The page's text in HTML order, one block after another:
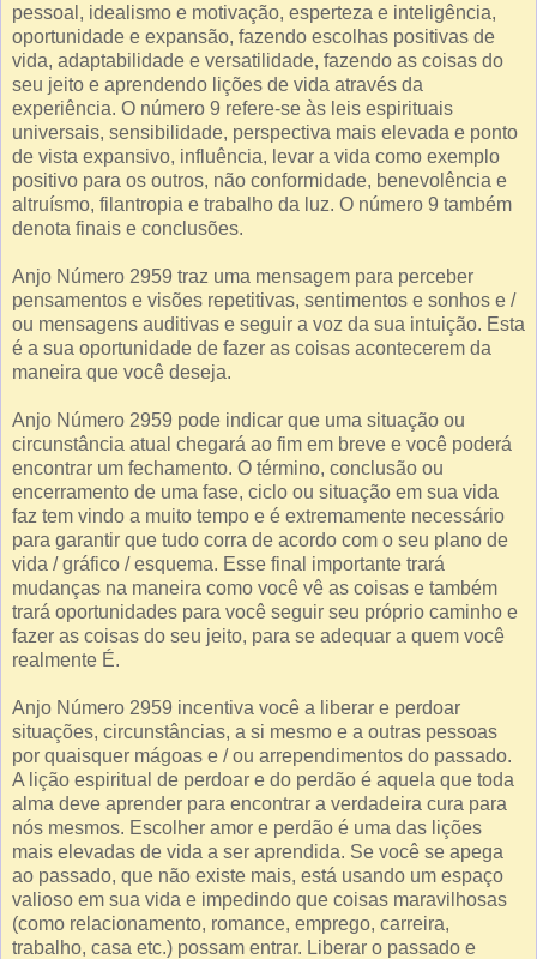
pessoal, idealismo e motivação, esperteza e inteligência,
oportunidade e expansão, fazendo escolhas positivas de
vida, adaptabilidade e versatilidade, fazendo as coisas do
seu jeito e aprendendo lições de vida através da
experiência. O número 9 refere-se às leis espirituais
universais, sensibilidade, perspectiva mais elevada e ponto
de vista expansivo, influência, levar a vida como exemplo
positivo para os outros, não conformidade, benevolência e
altruísmo, filantropia e trabalho da luz. O número 9 também
denota finais e conclusões.
Anjo Número 2959 traz uma mensagem para perceber
pensamentos e visões repetitivas, sentimentos e sonhos e /
ou mensagens auditivas e seguir a voz da sua intuição. Esta
é a sua oportunidade de fazer as coisas acontecerem da
maneira que você deseja.
Anjo Número 2959 pode indicar que uma situação ou
circunstância atual chegará ao fim em breve e você poderá
encontrar um fechamento. O término, conclusão ou
encerramento de uma fase, ciclo ou situação em sua vida
faz tem vindo a muito tempo e é extremamente necessário
para garantir que tudo corra de acordo com o seu plano de
vida / gráfico / esquema. Esse final importante trará
mudanças na maneira como você vê as coisas e também
trará oportunidades para você seguir seu próprio caminho e
fazer as coisas do seu jeito, para se adequar a quem você
realmente É.
Anjo Número 2959 incentiva você a liberar e perdoar
situações, circunstâncias, a si mesmo e a outras pessoas
por quaisquer mágoas e / ou arrependimentos do passado.
A lição espiritual de perdoar e do perdão é aquela que toda
alma deve aprender para encontrar a verdadeira cura para
nós mesmos. Escolher amor e perdão é uma das lições
mais elevadas de vida a ser aprendida. Se você se apega
ao passado, que não existe mais, está usando um espaço
valioso em sua vida e impedindo que coisas maravilhosas
(como relacionamento, romance, emprego, carreira,
trabalho, casa etc.) possam entrar. Liberar o passado e